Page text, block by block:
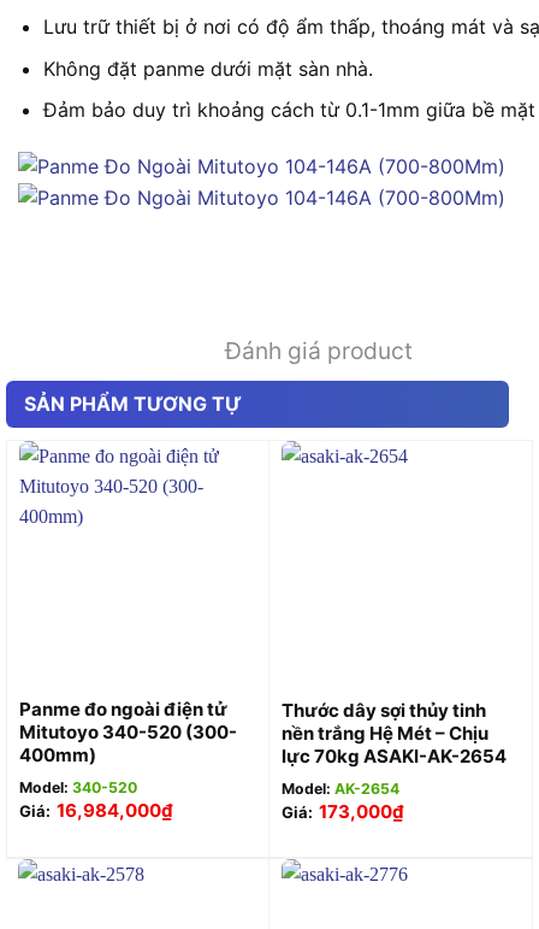
Lưu trữ thiết bị ở nơi có độ ẩm thấp, thoáng mát và
Không đặt panme dưới mặt sàn nhà.
Đảm bảo duy trì khoảng cách từ 0.1-1mm giữa bề
Đánh giá product
SẢN PHẨM TƯƠNG TỰ
Panme đo ngoài điện tử
Mitutoyo 340-520 (300-
400mm)
Model: 340-520
Giá: 16,984,000₫
Thước dây sợi thủy tinh
nền trắng Hệ Mét – Chịu
lực 70kg ASAKI-AK-2654
Model: AK-2654
Giá: 173,000₫